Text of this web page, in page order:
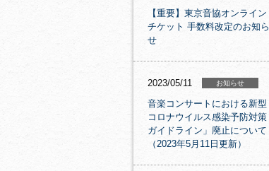
【重要】東京音協オンライン
チケット 手数料改定のお知ら
せ
2023/05/11 お知らせ
音楽コンサートにおける新型
コロナウイルス感染予防対策
ガイドライン」廃止について
（2023年5月11日更新）